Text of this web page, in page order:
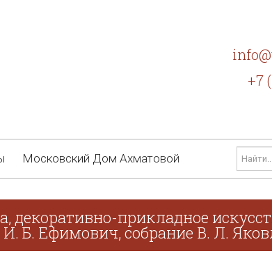
+7
Московский Дом Ахматовой
прикладное
Б. Ефимович, собрание В. Л.